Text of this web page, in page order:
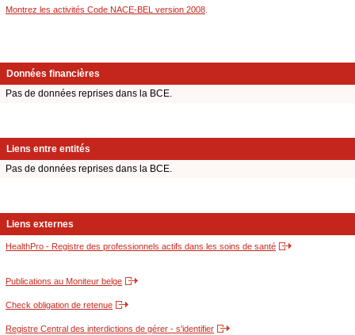
Montrez les activités Code NACE-BEL version 2008
Données financières
Pas de données reprises dans la BCE.
Liens entre entités
Pas de données reprises dans la BCE.
Liens externes
HealthPro - Registre des professionnels actifs dans les soins de santé
Publications au Moniteur belge
Check obligation de retenue
Registre Central des interdictions de gérer - s'identifier